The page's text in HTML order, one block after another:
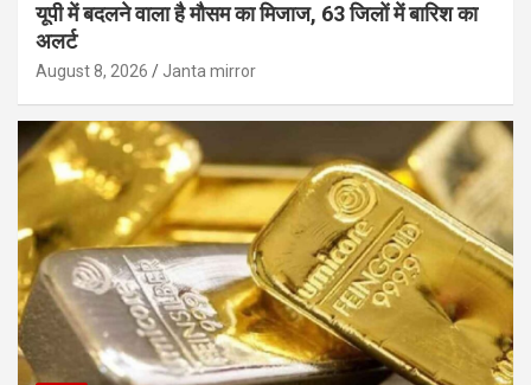
यूपी में बदलने वाला है मौसम का मिजाज, 63 जिलों में बारिश का
अलर्ट
August 8, 2026 Janta mirror